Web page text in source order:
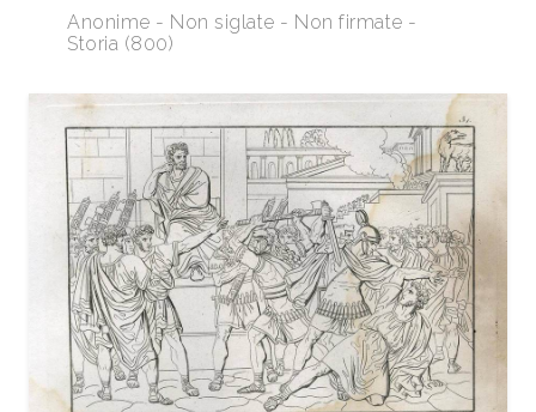
Anonime - Non siglate - Non firmate -
Storia (800)